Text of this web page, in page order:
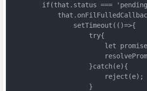
if(that.status ===
                setTimeout(()=>{
                    try{
let
                    }catch(e){
                        reject(e);
                    }